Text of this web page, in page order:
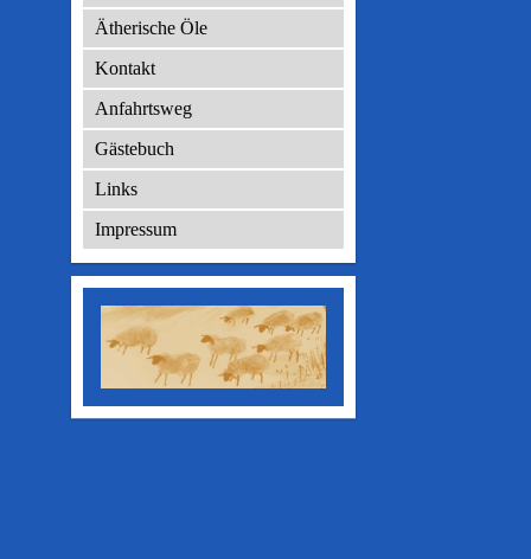
Ätherische Öle
Kontakt
Anfahrtsweg
Gästebuch
Links
Impressum